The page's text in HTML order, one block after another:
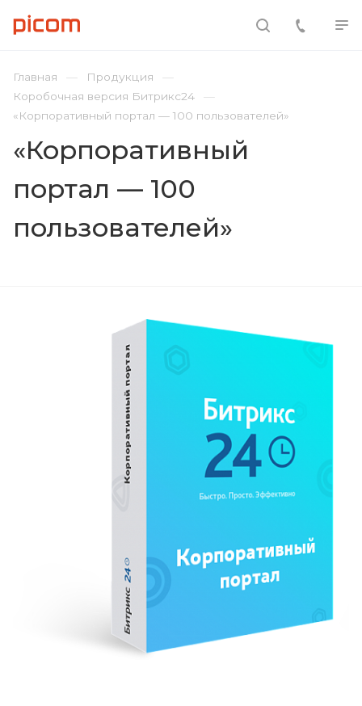
Главная
Продукция
Коробочная версия Битрикс24
«Корпоративный портал — 100 пользователей»
«Корпоративный
портал — 100
пользователей»